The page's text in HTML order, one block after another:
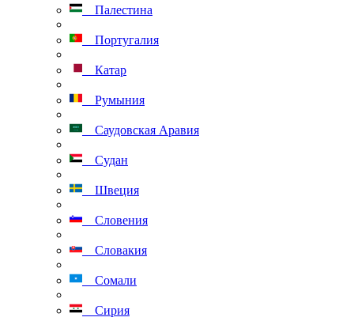
Палестина
Португалия
Катар
Румыния
Саудовская Аравия
Судан
Швеция
Словения
Словакия
Сомали
Сирия